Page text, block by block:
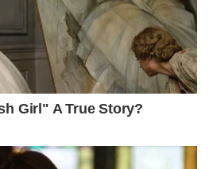
будинку, Олена спохопилася: на
платтячка, дівчачі
лялька. Олена на хвилину
рушила до під’їзду.